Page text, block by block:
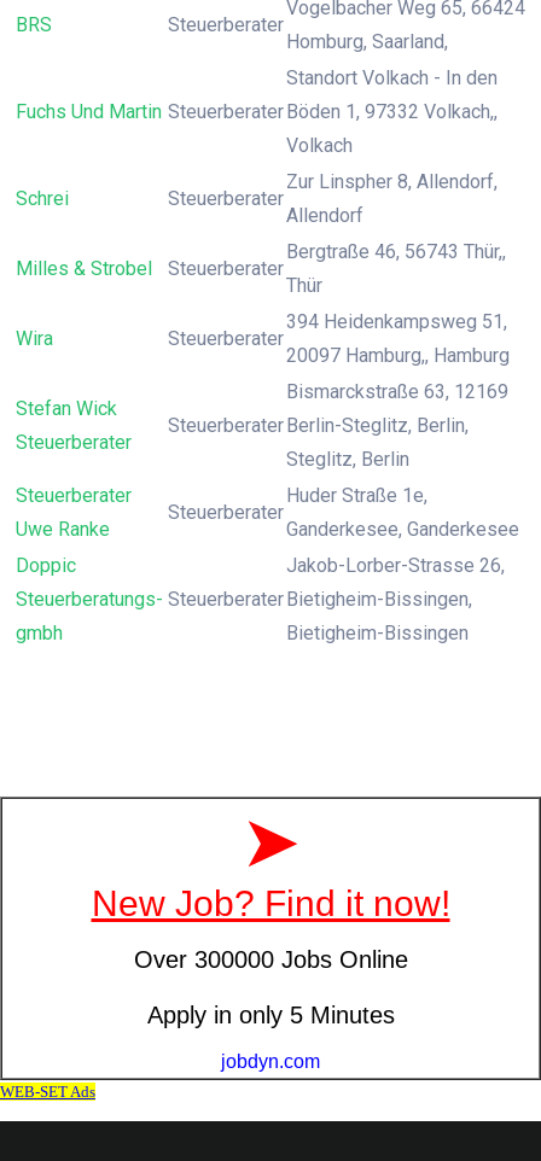
BRS Steuerberater
Vogelbacher Weg 65, 66424
Homburg, Saarland,
Fuchs Und Martin Steuerberater
Standort Volkach - In den
Böden 1, 97332 Volkach,,
Volkach
Schrei Steuerberater
Zur Linspher 8, Allendorf,
Allendorf
Milles & Strobel Steuerberater
Bergtraße 46, 56743 Thür,,
Thür
Wira Steuerberater
394 Heidenkampsweg 51,
20097 Hamburg,, Hamburg
Stefan Wick
Steuerberater
Steuerberater
Bismarckstraße 63, 12169
Berlin-Steglitz, Berlin,
Steglitz, Berlin
Steuerberater
Uwe Ranke
Steuerberater
Huder Straße 1e,
Ganderkesee, Ganderkesee
Doppic
Steuerberatungs-
gmbh
Steuerberater
Jakob-Lorber-Strasse 26,
Bietigheim-Bissingen,
Bietigheim-Bissingen